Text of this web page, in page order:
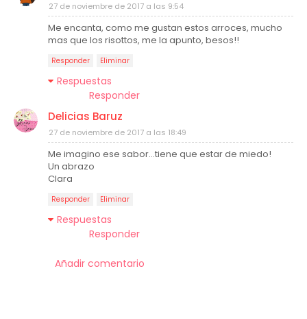
27 de noviembre de 2017 a las 9:54
Me encanta, como me gustan estos arroces, mucho
mas que los risottos, me la apunto, besos!!
Responder Eliminar
Respuestas
Responder
Delicias Baruz
27 de noviembre de 2017 a las 18:49
Me imagino ese sabor...tiene que estar de miedo!
Un abrazo
Clara
Responder Eliminar
Respuestas
Responder
Añadir comentario